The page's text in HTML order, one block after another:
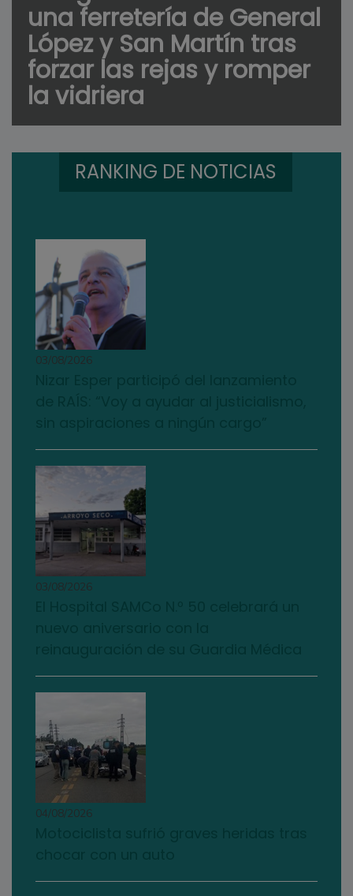
una ferretería de General
López y San Martín tras
forzar las rejas y romper
la vidriera
RANKING DE NOTICIAS
03/08/2026
03/08/2026
04/08/2026